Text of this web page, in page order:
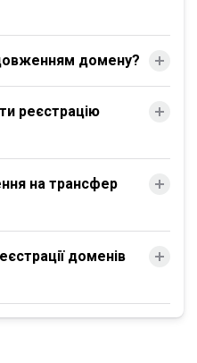
домену?
реєстрацію
на трансфер
доменів